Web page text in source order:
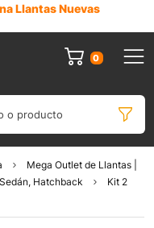
Llantas Nuevas
0
o producto
Mega Outlet de Llantas |
Hatchback
Kit 2